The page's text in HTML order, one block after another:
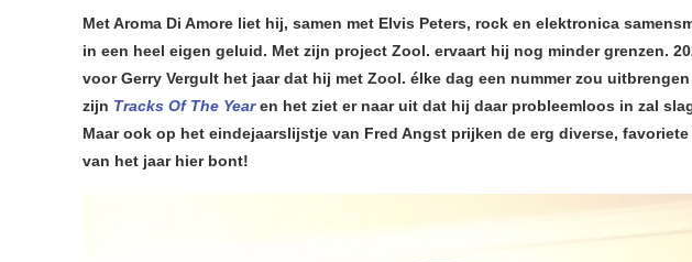
Met Aroma Di Amore liet hij, samen met Elvis Peters, rock en elektronica
in een heel eigen geluid. Met zijn project Zool. ervaart hij nog minder grenzen.
voor Gerry Vergult het jaar dat hij met Zool. élke dag een nummer zou
zijn Tracks Of The Yearen het ziet er naar uit dat hij daar probleemloos in zal
Maar ook op het eindejaarslijstje van Fred Angst prijken de erg diverse, favoriete
van het jaar hier bont!